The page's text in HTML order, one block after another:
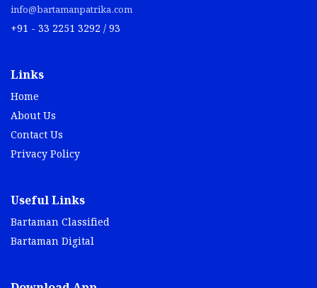
info@bartamanpatrika.com
+91 - 33 2251 3292 / 93
Links
Home
About Us
Contact Us
Privacy Policy
Useful Links
Bartaman Classified
Bartaman Digital